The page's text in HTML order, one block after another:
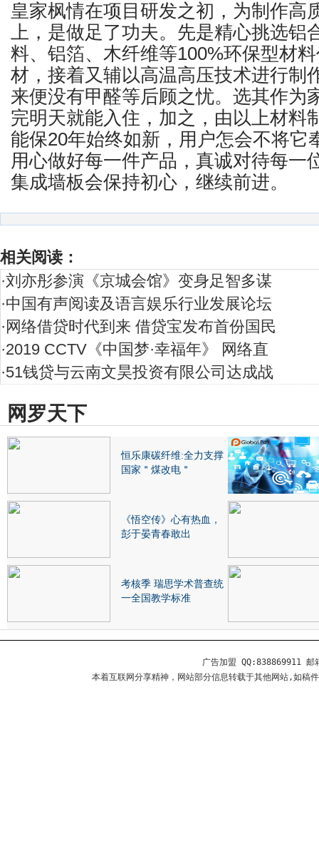
皇家枫情在项目研发之初，为制作高
上，是做足了功夫。先是精心挑选铝
料、铝箔、木纤维等100%环保型材
材，接着又辅以高温高压技术进行制
来便没有甲醛等后顾之忧。选其作为
完明天就能入住，加之，由以上材料
能保20年始终如新，用户怎会不将它
用心做好每一件产品，真诚对待每一
集成墙板会保持初心，继续前进。
相关阅读：
·刘亦彤参演《京城会馆》变身足智多谋
·中国有声阅读及语言娱乐行业发展论坛
· 网络借贷时代到来 借贷宝发布首份国民
·2019 CCTV《中国梦·幸福年》 网络直
·51钱贷与云南文昊投资有限公司达成战
网罗天下
恒乐康碳纤维:全力支撑
国家＂煤改电＂
《悟空传》心有热血，
彭于晏青春敢出
考核季 瑞思学术普查统
一全国教学标准
广告加盟 QQ:838869911 邮
本着互联网分享精神，网站部分信息转载于其他网站,如稿